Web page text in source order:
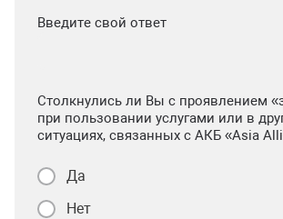
Введите свой ответ
Столкнулись ли Вы с проявлением
при пользовании услугами или в
ситуациях, связанных с АКБ «Asia
Да
Нет